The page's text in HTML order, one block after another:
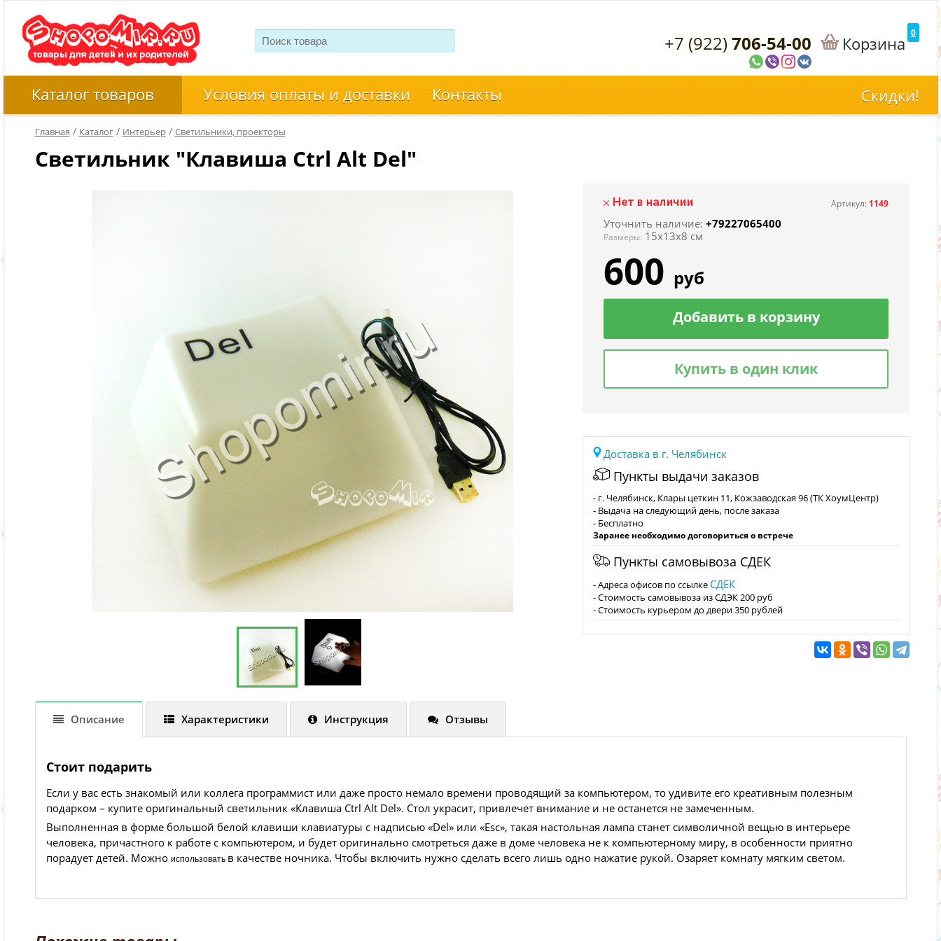
+7 (922)706-54-00 0
Корзина
Каталог товаров Условия оплаты и доставки Контакты Скидки!
Главная / Каталог/ Интерьер/ Светильники, проекторы
Светильник "Клавиша Ctrl Alt Del"
Артикул: 1149
Уточнить наличие:+79227065400
Размеры: 15х13х8 см
600 руб
Добавить в корзину
Купить в один клик
Доставка в г. Челябинск
Пункты выдачи заказов
- г. Челябинск, Клары цеткин 11, Кожзаводская 96 (ТК ХоумЦентр)
- Выдача на следующий день, после заказа
- Бесплатно
Заранее необходимо договориться о встрече
Пункты самовывоза СДЕК
- Адреса офисов по ссылке СДЕК
- Стоимость самовывоза из СДЭК 200 руб
- Стоимость курьером до двери 350 рублей
Описание Характеристики Инструкция Отзывы
Стоит подарить
Если у вас есть знакомый или коллега программист или даже просто немало времени проводящий за компьютером, то удивите его креативным полезным
подарком – купите оригинальный светильник «Клавиша Ctrl Alt Del». Стол украсит, привлечет внимание и не останется не замеченным.
Выполненная в форме большой белой клавиши клавиатуры с надписью «Del» или «Esc», такая настольная лампа станет символичной вещью в интерьере
человека, причастного к работе с компьютером, и будет оригинально смотреться даже в доме человека не к компьютерному миру, в особенности приятно
порадует детей. Можно использовать в качестве ночника. Чтобы включить нужно сделать всего лишь одно нажатие рукой. Озаряет комнату мягким светом.